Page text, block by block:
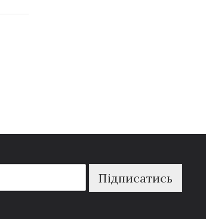
Підписатись